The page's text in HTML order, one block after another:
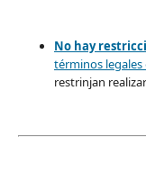
No hay
términos legales
restrinjan